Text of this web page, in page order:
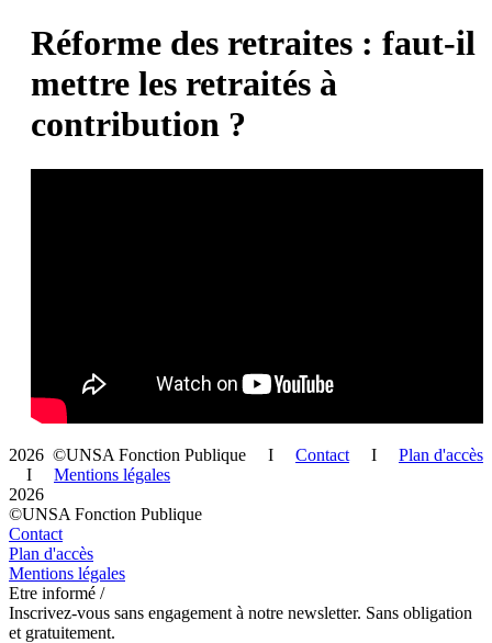
Réforme des retraites : faut-il
mettre les retraités à
contribution ?
2026 ©UNSA Fonction Publique I Contact I Plan d'accès
I Mentions légales
2026
©UNSA Fonction Publique
Contact
Plan d'accès
Mentions légales
Etre informé /
Inscrivez-vous sans engagement à notre newsletter. Sans obligation
et gratuitement.